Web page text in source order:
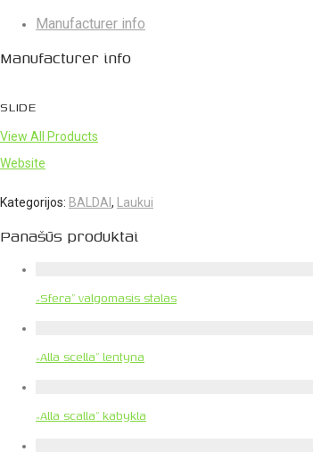
Manufacturer info
Manufacturer info
SLIDE
View All Products
Website
Kategorijos: BALDAI , Laukui
Panašūs produktai
„Sfera” valgomasis stalas
„Alla scella” lentyna
„Alla scalla” kabykla